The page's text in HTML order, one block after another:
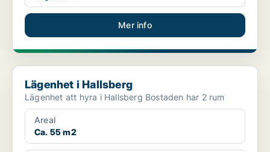
Mer info
Lägenhet i Hallsberg
Lägenhet i Hallsberg
Lägenhet att hyra i Hallsberg Bostaden har 2 rum
Areal
Ca. 55 m2